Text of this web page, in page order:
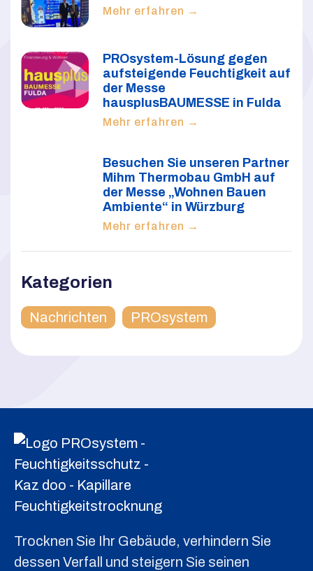
Mehr erfahren →
PROsystem-Lösung gegen
aufsteigende Feuchtigkeit auf
der Messe
hausplusBAUMESSE in Fulda
Mehr erfahren →
Besuchen Sie unseren Partner
Mihm Thermobau GmbH auf
der Messe „Wohnen Bauen
Ambiente“ in Würzburg
Mehr erfahren →
Kategorien
Nachrichten PROsystem
Trocknen Sie Ihr Gebäude, verhindern Sie
dessen Verfall und steigern Sie seinen